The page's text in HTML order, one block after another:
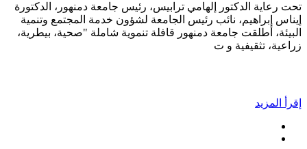
تحت رعاية الدكتور إلهامي ترابيس، رئيس جامعة دمنهور، الدكتورة
إيناس إبراهيم، نائب رئيس الجامعة لشؤون خدمة المجتمع وتنمية
البيئة، أطلقت جامعة دمنهور قافلة تنموية شاملة "صحية، بيطرية،
زراعية، تثقيفية و ت
إقرأ المزيد